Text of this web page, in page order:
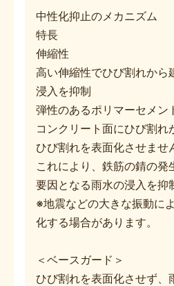
中性化抑止のメカニズム
特長
伸縮性
高い伸縮性でひび割れから
浸入を抑制
弾性のあるポリマーセメン
コンクリート面にひび割れ
ひび割れを表面化させませ
これにより、鉄筋の錆の発
要因となる雨水の浸入を抑
※地震などの大きな振動に
化する場合があります。
＜ベースガード＞
ひび割れを表面化させず、